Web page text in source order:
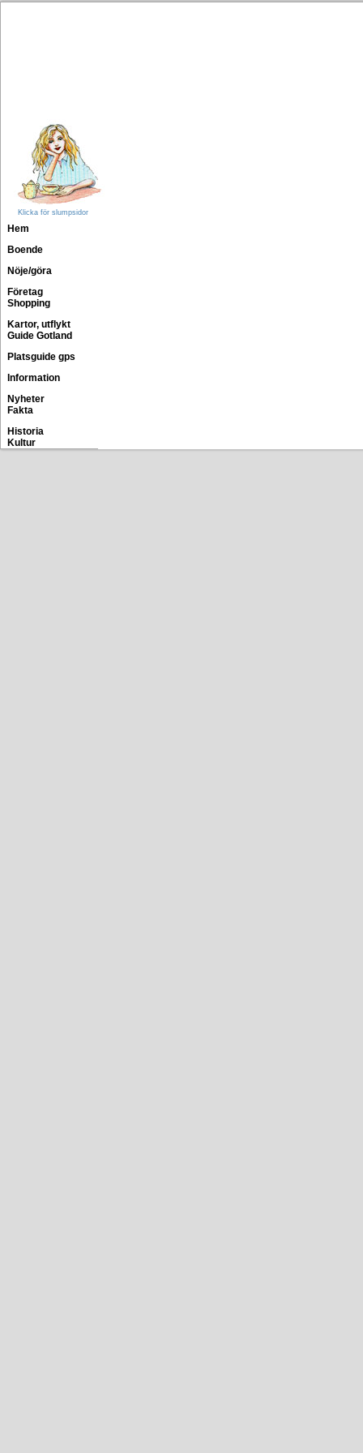
Klicka för slumpsidor
Hem
Boende
Nöje/göra
Företag
Shopping
Kartor, utflykt
Guide Gotland
Platsguide gps
Information
Nyheter
Fakta
Historia
Kultur